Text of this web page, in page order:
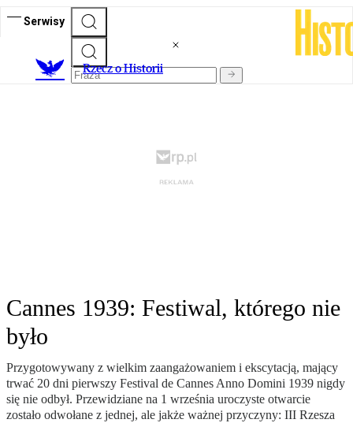
Serwisy
Rzecz o Historii
Cannes 1939: Festiwal, którego nie
było
Przygotowywany z wielkim zaangażowaniem i ekscytacją, mający
trwać 20 dni pierwszy Festival de Cannes Anno Domini 1939 nigdy
się nie odbył. Przewidziane na 1 września uroczyste otwarcie
zostało odwołane z jednej, ale jakże ważnej przyczyny: III Rzesza